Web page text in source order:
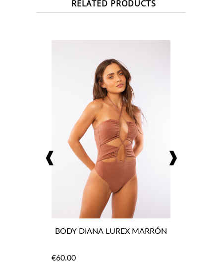
RELATED PRODUCTS
BODY DIANA LUREX MARRÓN
€60.00
❰ ❱